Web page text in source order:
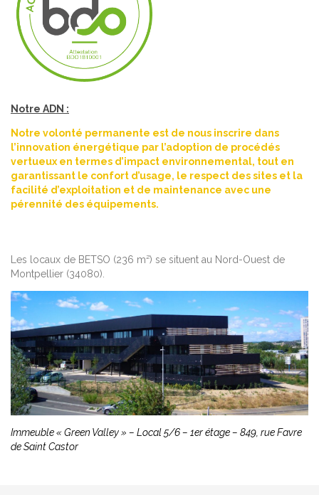
Notre ADN :
Notre volonté permanente est de nous inscrire dans
l’innovation énergétique par l’adoption de procédés
vertueux en termes d’impact environnemental, tout en
garantissant le confort d’usage, le respect des sites et la
facilité d’exploitation et de maintenance avec une
pérennité des équipements.
Les locaux de BETSO (236 m²) se situent au Nord-Ouest de
Montpellier (34080).
Immeuble « Green Valley » – Local 5/6 – 1er étage – 849, rue Favre
de Saint Castor